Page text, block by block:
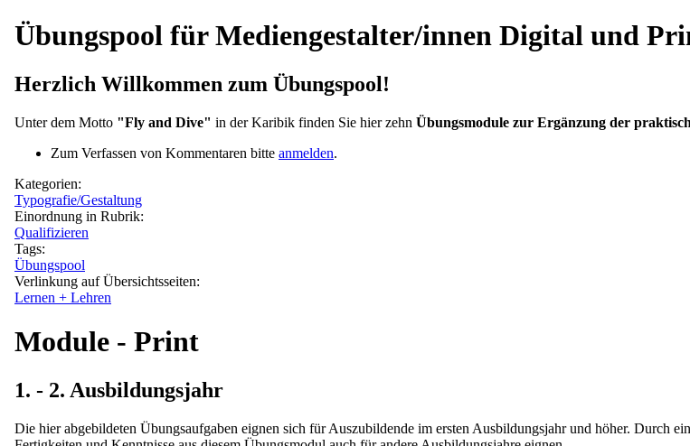
Übungspool für Mediengestalter/innen Digital und
Herzlich Willkommen zum Übungspool!
Unter dem Motto "Fly and Dive" in der Karibik finden Sie hier zehn Übungsmodule zur Ergänzung der
Zum Verfassen von Kommentaren bitte anmelden.
Kategorien:
Typografie/Gestaltung
Einordnung in Rubrik:
Qualifizieren
Tags:
Übungspool
Verlinkung auf Übersichtsseiten:
Lernen + Lehren
Module - Print
1. - 2. Ausbildungsjahr
Die hier abgebildeten Übungsaufgaben eignen sich für Auszubildende im ersten Ausbildungsjahr und höher. Durch